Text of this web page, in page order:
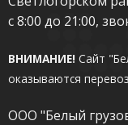
с 8:00 до 21:00,
ВНИМАНИЕ! Сайт
оказываются
ООО "Белый